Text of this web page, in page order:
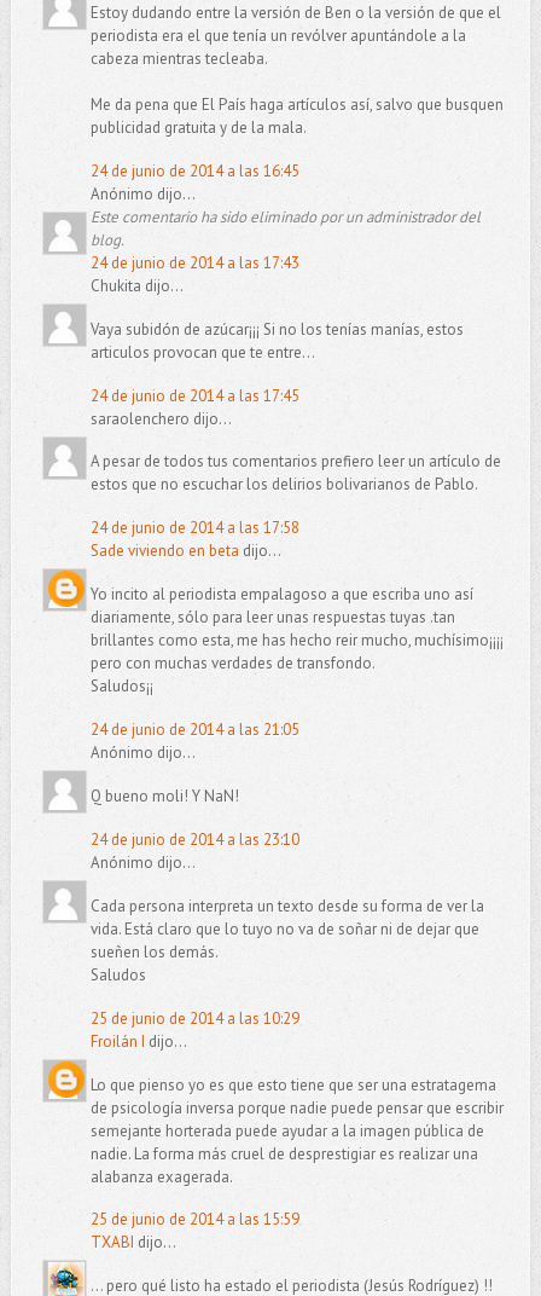
Estoy dudando entre la versión de Ben o la versión de que el
periodista era el que tenía un revólver apuntándole a la
cabeza mientras tecleaba.
Me da pena que El País haga artículos así, salvo que busquen
publicidad gratuita y de la mala.
24 de junio de 2014 a las 16:45
Anónimo dijo...
Este comentario ha sido eliminado por un administrador del
blog.
24 de junio de 2014 a las 17:43
Chukita dijo...
Vaya subidón de azúcar¡¡¡ Si no los tenías manías, estos
articulos provocan que te entre...
24 de junio de 2014 a las 17:45
saraolenchero dijo...
A pesar de todos tus comentarios prefiero leer un artículo de
estos que no escuchar los delirios bolivarianos de Pablo.
24 de junio de 2014 a las 17:58
Sade viviendo en beta dijo...
Yo incito al periodista empalagoso a que escriba uno así
diariamente, sólo para leer unas respuestas tuyas .tan
brillantes como esta, me has hecho reir mucho, muchísimo¡¡¡¡
pero con muchas verdades de transfondo.
Saludos¡¡
24 de junio de 2014 a las 21:05
Anónimo dijo...
Q bueno moli! Y NaN!
24 de junio de 2014 a las 23:10
Anónimo dijo...
Cada persona interpreta un texto desde su forma de ver la
vida. Está claro que lo tuyo no va de soñar ni de dejar que
sueñen los demás.
Saludos
25 de junio de 2014 a las 10:29
Froilán I dijo...
Lo que pienso yo es que esto tiene que ser una estratagema
de psicología inversa porque nadie puede pensar que escribir
semejante horterada puede ayudar a la imagen pública de
nadie. La forma más cruel de desprestigiar es realizar una
alabanza exagerada.
25 de junio de 2014 a las 15:59
TXABI dijo...
... pero qué listo ha estado el periodista (Jesús Rodríguez) !!